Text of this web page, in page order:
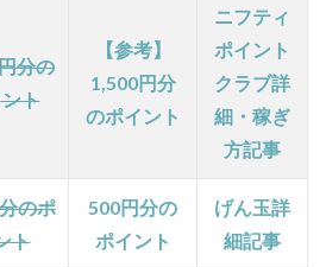
分の
ト
【参考】
1,500円分
のポイント
ニフティ
ポイント
クラブ詳
細・稼ぎ
方記事
のポ
ト
500円分の
ポイント
げん玉詳
細記事